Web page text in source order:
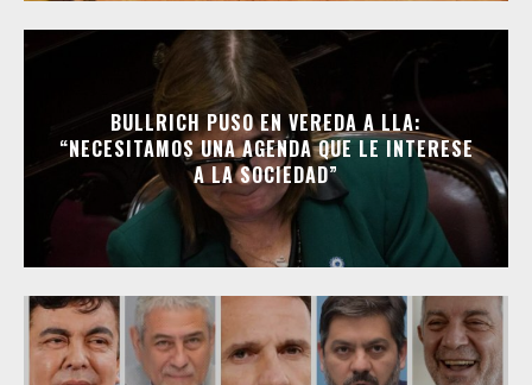
BULLRICH PUSO EN VEREDA A LLA:
“NECESITAMOS UNA AGENDA QUE LE INTERESE
A LA SOCIEDAD”